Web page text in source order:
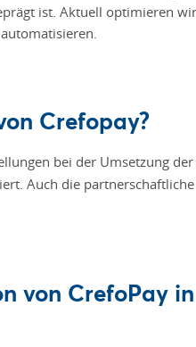
ist. Aktuell optimieren
Crefopay?
bei der Umsetzung
Auch die
von CrefoPay